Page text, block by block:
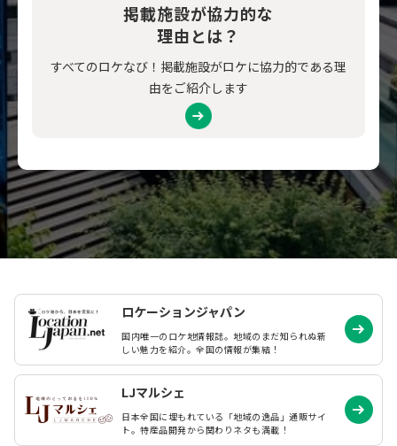
掲載施設が協力的な
理由とは？
すべてのロケなび！掲載施設がロケに協力的である理
由をご紹介します
ロケーションジャパン
国内唯一のロケ地情報誌。地域のまだ知られぬ新
しい魅力を紹介。全国の情報が集結！
LJマルシェ
日本全国に埋もれている「地域の逸品」通販サイ
ト。特産品開発から関わりネタも満載！